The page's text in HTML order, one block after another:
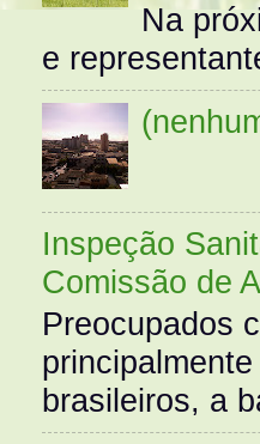
Na
e
Inspeção
Comissão de
Preocupados
brasileiros, a